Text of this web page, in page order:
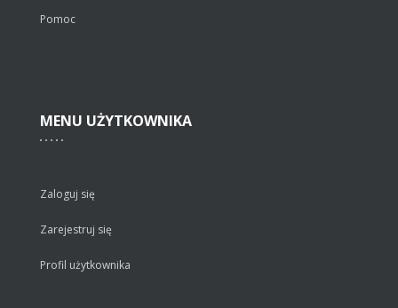
Pomoc
MENU UŻYTKOWNIKA
Zaloguj się
Zarejestruj się
Profil użytkownika